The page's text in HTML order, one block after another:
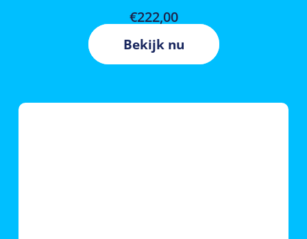
€222,00
Bekijk nu